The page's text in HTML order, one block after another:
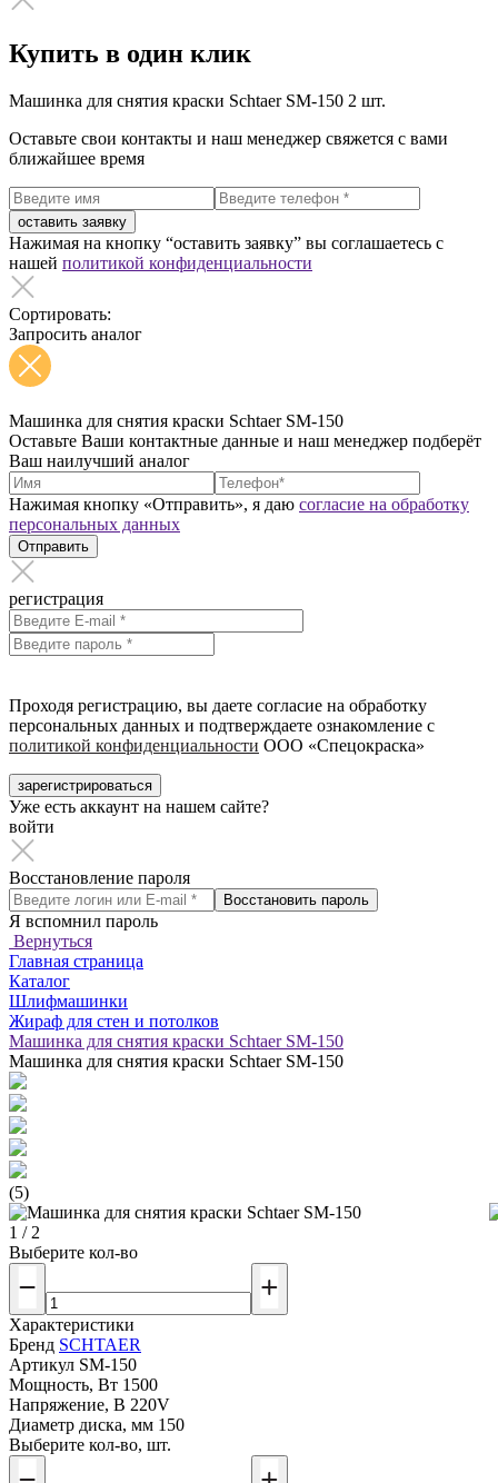
Купить в один клик
Машинка для снятия краски Schtaer SM-150 2 шт.
Оставьте свои контакты и наш менеджер свяжется с вами
ближайшее время
оставить заявку
Нажимая на кнопку “оставить заявку” вы соглашаетесь с
нашей политикой конфиденциальности
Сортировать:
Запросить аналог
Машинка для снятия краски Schtaer SM-150
Оставьте Ваши контактные данные и наш менеджер подберёт
Ваш наилучший аналог
Нажимая кнопку «Отправить», я даю согласие на обработку
персональных данных
Отправить
регистрация
Проходя регистрацию, вы даете согласие на обработку
персональных данных и подтверждаете ознакомление с
политикой конфиденциальности ООО «Спецокраска»
зарегистрироваться
Уже есть аккаунт на нашем сайте?
войти
Восстановление пароля
Восстановить пароль
Я вспомнил пароль
Вернуться
Главная страница
Каталог
Шлифмашинки
Жираф для стен и потолков
Машинка для снятия краски Schtaer SM-150
Машинка для снятия краски Schtaer SM-150
(5)
1 / 2
Выберите кол-во
Характеристики
Бренд SCHTAER
Артикул SM-150
Мощность, Вт 1500
Напряжение, В 220V
Диаметр диска, мм 150
Выберите кол-во, шт.